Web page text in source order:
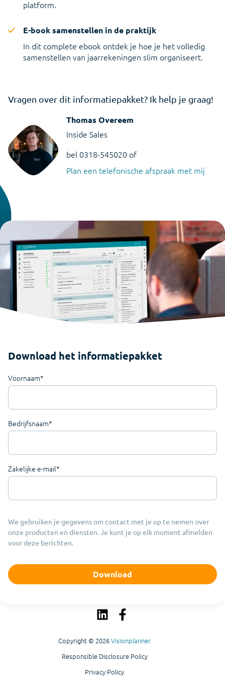
platform.
E-book samenstellen in de praktijk
In dit complete ebook ontdek je hoe je het volledig
samenstellen van jaarrekeningen slim organiseert.
Vragen over dit informatiepakket? Ik help je graag!
Thomas Overeem
Inside Sales
bel 0318-545020 of
Plan een telefonische afspraak met mij
Download het informatiepakket
Voornaam*
Bedrijfsnaam*
Zakelijke e-mail*
We gebruiken je gegevens om contact met je op te nemen over
onze producten en diensten. Je kunt je op elk moment afmelden
voor deze berichten.
Copyright © 2026Visionplanner
Responsible Disclosure Policy
Privacy Policy